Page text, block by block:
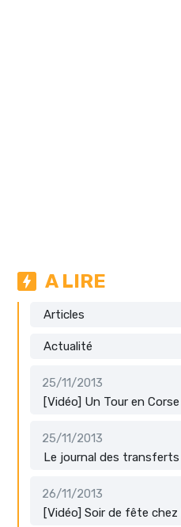
A LIRE
Articles
Actualité
25/11/2013
[Vidéo] Un Tour en Corse
25/11/2013
Le journal des transferts
26/11/2013
[Vidéo] Soir de fête